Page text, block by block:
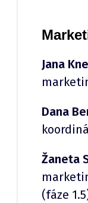
Jana
Dana
Žaneta
(fáze